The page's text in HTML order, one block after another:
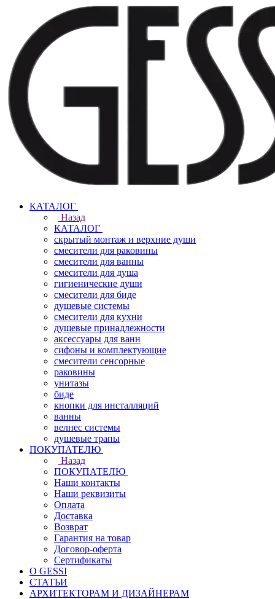
КАТАЛОГ
Назад
КАТАЛОГ
скрытый монтаж и верхние души
смесители для раковины
смесители для ванны
смесители для душа
гигиенические души
смесители для биде
душевые системы
смесители для кухни
душевые принадлежности
аксессуары для ванн
сифоны и комплектующие
смесители сенсорные
раковины
унитазы
биде
кнопки для инсталляций
ванны
велнес системы
душевые трапы
ПОКУПАТЕЛЮ
Назад
ПОКУПАТЕЛЮ
Наши контакты
Наши реквизиты
Оплата
Доставка
Возврат
Гарантия на товар
Договор-оферта
Сертификаты
О GESSI
СТАТЬИ
АРХИТЕКТОРАМ И ДИЗАЙНЕРАМ